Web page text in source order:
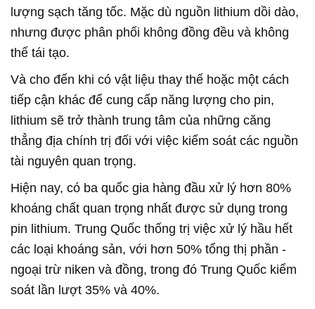
lượng sạch tăng tốc. Mặc dù nguồn lithium dồi dào,
nhưng được phân phối không đồng đều và không
thể tái tạo.
Và cho đến khi có vật liệu thay thế hoặc một cách
tiếp cận khác để cung cấp năng lượng cho pin,
lithium sẽ trở thành trung tâm của những căng
thẳng địa chính trị đối với việc kiểm soát các nguồn
tài nguyên quan trọng.
Hiện nay, có ba quốc gia hàng đầu xử lý hơn 80%
khoáng chất quan trọng nhất được sử dụng trong
pin lithium. Trung Quốc thống trị việc xử lý hầu hết
các loại khoáng sản, với hơn 50% tổng thị phần -
ngoại trừ niken và đồng, trong đó Trung Quốc kiểm
soát lần lượt 35% và 40%.